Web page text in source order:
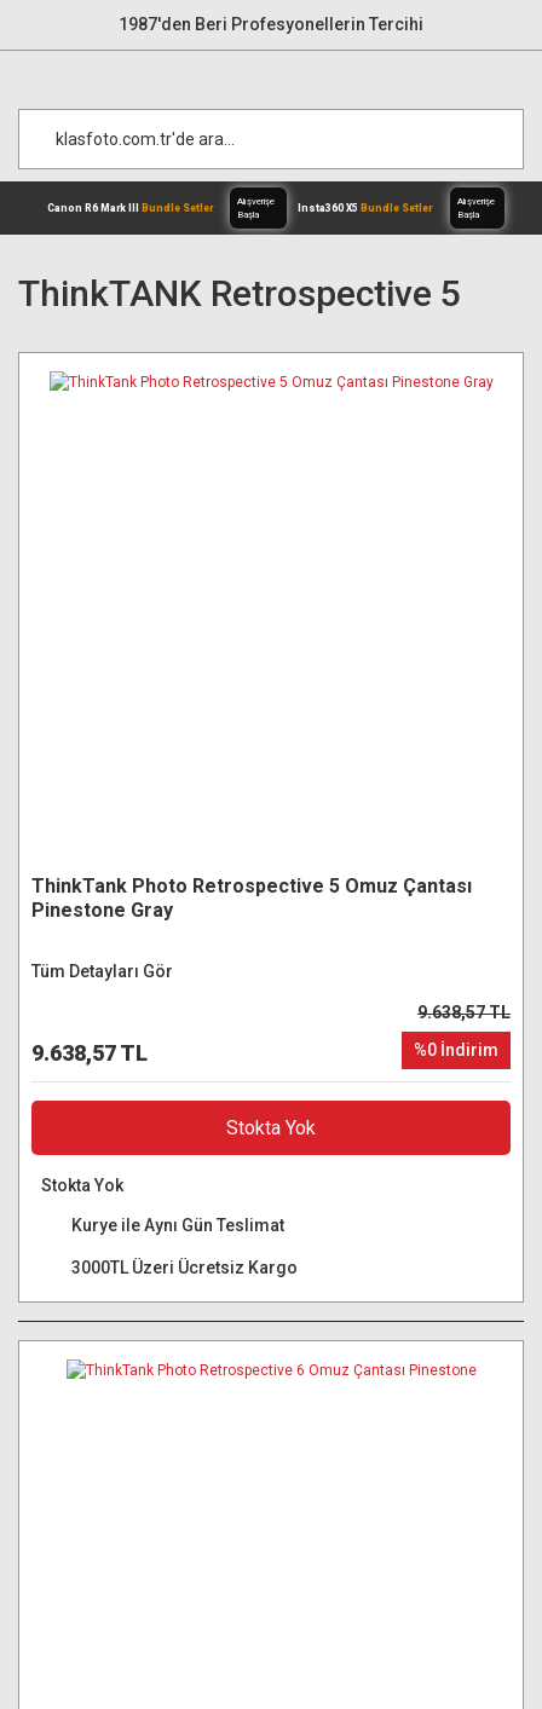
1987'den Beri Profesyonellerin Tercihi
Başla
ThinkTANK Retrospective 5
ThinkTank Photo Retrospective 5 Omuz Çantası
Pinestone Gray
Tüm Detayları Gör
9.638,57 TL
9.638,57 TL
%0 İndirim
Stokta Yok
Stokta Yok
Kurye ile Aynı Gün Teslimat
3000TL Üzeri Ücretsiz Kargo